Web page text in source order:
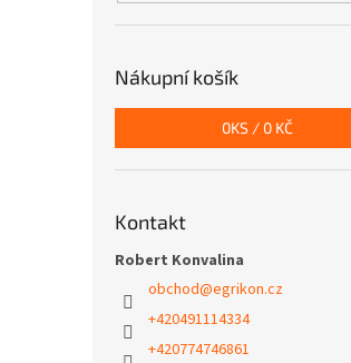
Nákupní košík
0KS / 0 KČ
Kontakt
Robert Konvalina
obchod@egrikon.cz
+420491114334
+420774746861